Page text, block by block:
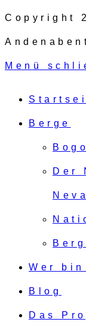
Copyright
Menü
Berge
Der
Wer bin
Blog
Das